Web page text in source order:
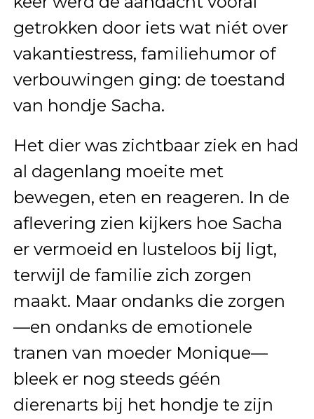
getrokken door iets wat niét over
vakantiestress, familiehumor of
verbouwingen ging: de toestand
van hondje Sacha.
Het dier was zichtbaar ziek en had
al dagenlang moeite met
bewegen, eten en reageren. In de
aflevering zien kijkers hoe Sacha
er vermoeid en lusteloos bij ligt,
terwijl de familie zich zorgen
maakt. Maar ondanks die zorgen
—en ondanks de emotionele
tranen van moeder Monique—
bleek er nog steeds géén
dierenarts bij het hondje te zijn